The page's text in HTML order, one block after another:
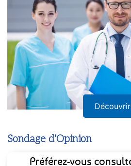
Découvrir
Sondage d'Opinion
Préférez-vous